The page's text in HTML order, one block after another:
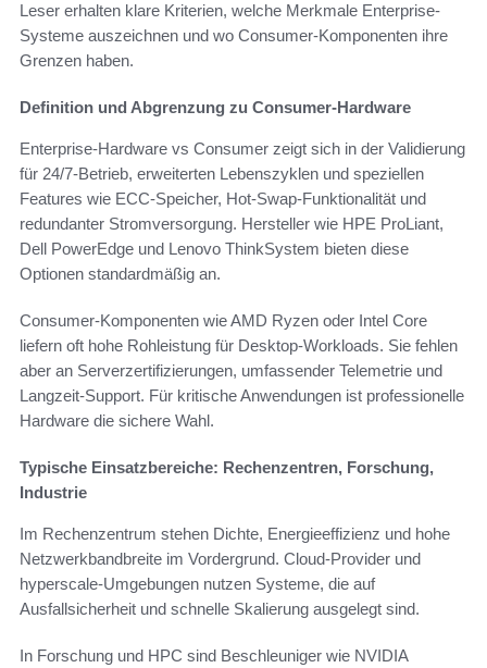
Leser erhalten klare Kriterien, welche Merkmale Enterprise-
Systeme auszeichnen und wo Consumer-Komponenten ihre
Grenzen haben.
Definition und Abgrenzung zu Consumer-Hardware
Enterprise-Hardware vs Consumer zeigt sich in der Validierung
für 24/7-Betrieb, erweiterten Lebenszyklen und speziellen
Features wie ECC-Speicher, Hot-Swap-Funktionalität und
redundanter Stromversorgung. Hersteller wie HPE ProLiant,
Dell PowerEdge und Lenovo ThinkSystem bieten diese
Optionen standardmäßig an.
Consumer-Komponenten wie AMD Ryzen oder Intel Core
liefern oft hohe Rohleistung für Desktop-Workloads. Sie fehlen
aber an Serverzertifizierungen, umfassender Telemetrie und
Langzeit-Support. Für kritische Anwendungen ist professionelle
Hardware die sichere Wahl.
Typische Einsatzbereiche: Rechenzentren, Forschung,
Industrie
Im Rechenzentrum stehen Dichte, Energieeffizienz und hohe
Netzwerkbandbreite im Vordergrund. Cloud-Provider und
hyperscale-Umgebungen nutzen Systeme, die auf
Ausfallsicherheit und schnelle Skalierung ausgelegt sind.
In Forschung und HPC sind Beschleuniger wie NVIDIA